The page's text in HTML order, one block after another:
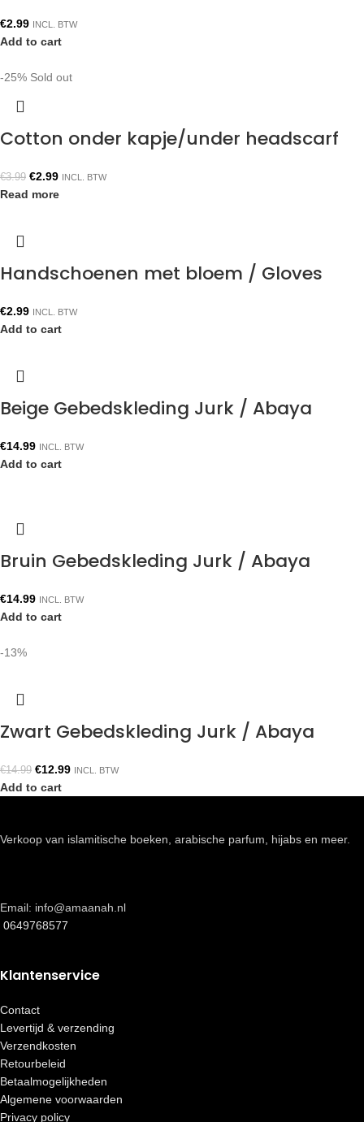
€2.99 INCL. BTW
Add to cart
-25% Sold out
Cotton onder kapje/under headscarf
€3.99 €2.99 INCL. BTW
Read more
Handschoenen met bloem / Gloves
€2.99 INCL. BTW
Add to cart
Beige Gebedskleding Jurk / Abaya
€14.99 INCL. BTW
Add to cart
Bruin Gebedskleding Jurk / Abaya
€14.99 INCL. BTW
Add to cart
-13%
Zwart Gebedskleding Jurk / Abaya
€14.99 €12.99 INCL. BTW
Add to cart
Verkoop van islamitische boeken, arabische parfum, hijabs en meer.
Email: info@amaanah.nl
0649768577
Klantenservice
Contact
Levertijd & verzending
Verzendkosten
Retourbeleid
Betaalmogelijkheden
Algemene voorwaarden
Privacy policy